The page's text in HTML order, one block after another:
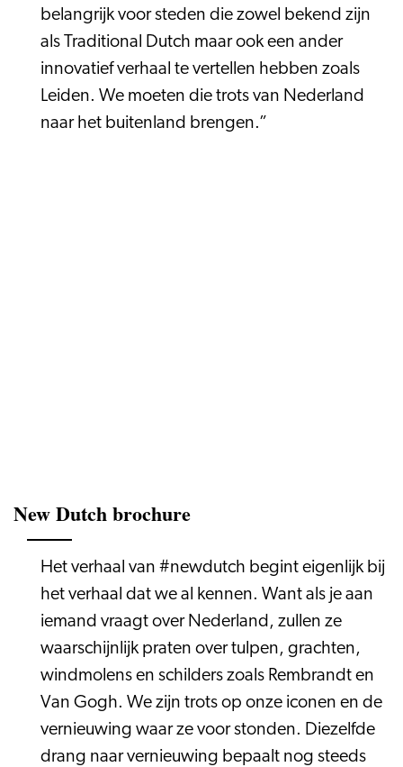
belangrijk voor steden die zowel bekend zijn
als Traditional Dutch maar ook een ander
innovatief verhaal te vertellen hebben zoals
Leiden. We moeten die trots van Nederland
naar het buitenland brengen.”
New Dutch brochure
Het verhaal van #newdutch begint eigenlijk bij
het verhaal dat we al kennen. Want als je aan
iemand vraagt over Nederland, zullen ze
waarschijnlijk praten over tulpen, grachten,
windmolens en schilders zoals Rembrandt en
Van Gogh. We zijn trots op onze iconen en de
vernieuwing waar ze voor stonden. Diezelfde
drang naar vernieuwing bepaalt nog steeds